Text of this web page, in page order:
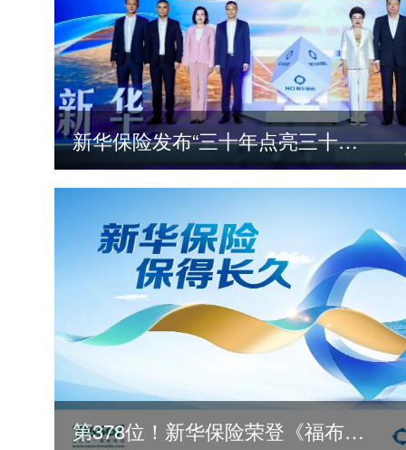
新华保险发布“三十年点亮三十城”全国人才计划
第378位！新华保险荣登《福布斯》全球500强